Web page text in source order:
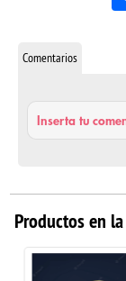
Comentarios
Inserta tu
Productos en